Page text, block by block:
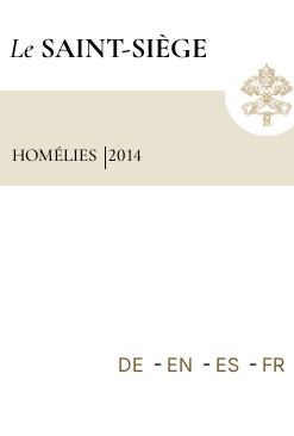
Le SAINT-SIÈGE
HOMÉLIES 2014
DE - EN - ES - FR